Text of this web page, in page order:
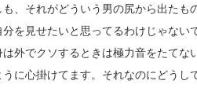
、それがどういう男の尻から出た
分を見せたいと思ってるわけじゃな
は外でクソするときは極力音をたて
に心掛けてます。それなのにどう